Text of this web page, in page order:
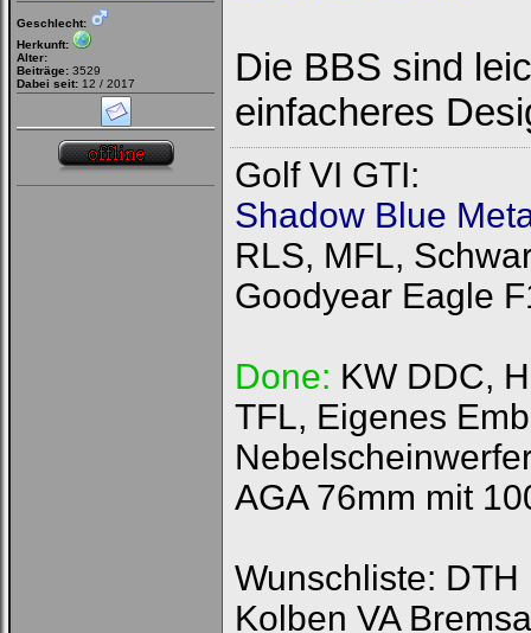
Geschlecht:
Herkunft:
Alter:
Beiträge: 3529
Dabei seit: 12 / 2017
Die BBS sind
einfacheres
Golf VI GTI:
Shadow Blue
RLS, MFL,
Goodyear Eagle
Done: KW DDC,
TFL, Eigenes
AGA 76mm mit
Wunschliste:
Kolben VA